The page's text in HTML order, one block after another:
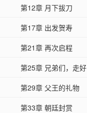
第12章 月下拔刀
第17章 出发贺寿
第21章 再次启程
第25章 兄弟们，走好
第29章 父王的礼物
第33章 朝廷封赏